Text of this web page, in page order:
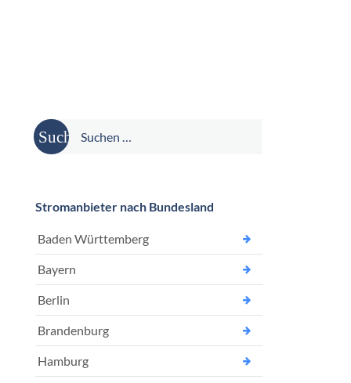
Suche
nach:
Stromanbieter nach Bundesland
Baden Württemberg
Bayern
Berlin
Brandenburg
Hamburg